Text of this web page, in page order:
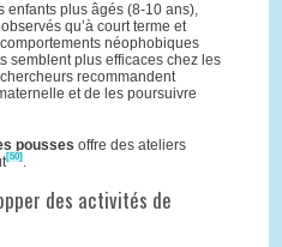
enfants plus âgés (8-10 ans),
qu’à court terme et
néophobiques
semblent plus efficaces chez les
recommandent
et de les poursuivre
pousses offre des ateliers
[50] .
des activités de